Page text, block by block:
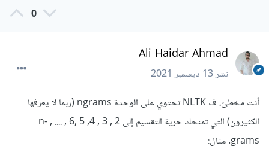
0
Ali Haidar Ahmad
نشر13 ديسمبر 2021
أنت مخطئ، ف NLTK تحتوي على الوحدة ngrams (ربما لا يعرفها
الكثيرون) التي تمنحك حرية التقسيم إلى 2 , 3 , 4, 5 ,6 , .... , n-
grams. مثال: